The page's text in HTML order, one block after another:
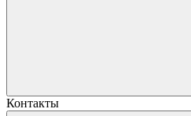
Контакты